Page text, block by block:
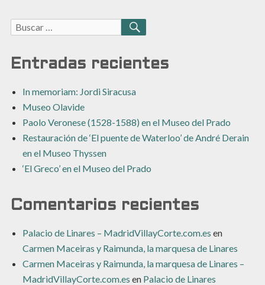
Buscar:
BUSCAR
Entradas recientes
In memoriam: Jordi Siracusa
Museo Olavide
Paolo Veronese (1528-1588) en el Museo del Prado
Restauración de ‘El puente de Waterloo’ de André Derain
en el Museo Thyssen
‘El Greco’ en el Museo del Prado
Comentarios recientes
Palacio de Linares – MadridVillayCorte.com.es en
Carmen Maceiras y Raimunda, la marquesa de Linares
Carmen Maceiras y Raimunda, la marquesa de Linares –
MadridVillayCorte.com.es en Palacio de Linares